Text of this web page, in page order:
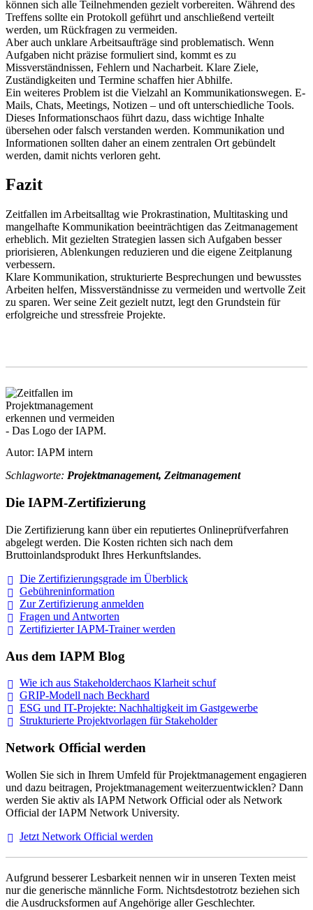
können sich alle Teilnehmenden gezielt vorbereiten. Während des
Treffens sollte ein Protokoll geführt und anschließend verteilt
werden, um Rückfragen zu vermeiden.
Aber auch unklare Arbeitsaufträge sind problematisch. Wenn
Aufgaben nicht präzise formuliert sind, kommt es zu
Missverständnissen, Fehlern und Nacharbeit. Klare Ziele,
Zuständigkeiten und Termine schaffen hier Abhilfe.
Ein weiteres Problem ist die Vielzahl an Kommunikationswegen. E-
Mails, Chats, Meetings, Notizen – und oft unterschiedliche Tools.
Dieses Informationschaos führt dazu, dass wichtige Inhalte
übersehen oder falsch verstanden werden. Kommunikation und
Informationen sollten daher an einem zentralen Ort gebündelt
werden, damit nichts verloren geht.
Fazit
Zeitfallen im Arbeitsalltag wie Prokrastination, Multitasking und
mangelhafte Kommunikation beeinträchtigen das Zeitmanagement
erheblich. Mit gezielten Strategien lassen sich Aufgaben besser
priorisieren, Ablenkungen reduzieren und die eigene Zeitplanung
verbessern.
Klare Kommunikation, strukturierte Besprechungen und bewusstes
Arbeiten helfen, Missverständnisse zu vermeiden und wertvolle Zeit
zu sparen. Wer seine Zeit gezielt nutzt, legt den Grundstein für
erfolgreiche und stressfreie Projekte.
Autor: IAPM intern
Schlagworte: Projektmanagement, Zeitmanagement
Die IAPM-Zertifizierung
Die Zertifizierung kann über ein reputiertes Onlineprüfverfahren
abgelegt werden. Die Kosten richten sich nach dem
Bruttoinlandsprodukt Ihres Herkunftslandes.
Die Zertifizierungsgrade im Überblick
Gebühreninformation
Zur Zertifizierung anmelden
Fragen und Antworten
Zertifizierter IAPM-Trainerwerden
Aus dem IAPM Blog
Wie ich aus Stakeholderchaos Klarheit schuf
GRIP-Modell nach Beckhard
ESG und IT-Projekte: Nachhaltigkeit im Gastgewerbe
Strukturierte Projektvorlagen für Stakeholder
Network Official werden
Wollen Sie sich in Ihrem Umfeld für Projektmanagement engagieren
und dazu beitragen, Projektmanagement weiterzuentwicklen? Dann
werden Sie aktiv als IAPM Network Official oder als Network
Official der IAPM Network University.
Jetzt Network Official werden
Aufgrund besserer Lesbarkeit nennen wir in unseren Texten meist
nur die generische männliche Form. Nichtsdestotrotz beziehen sich
die Ausdrucksformen auf Angehörige aller Geschlechter.